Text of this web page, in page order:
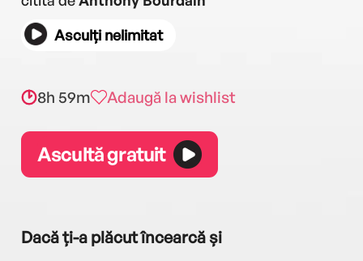
Asculți nelimitat
8h 59m Adaugă la wishlist
Ascultă gratuit
Dacă ți-a plăcut încearcă și